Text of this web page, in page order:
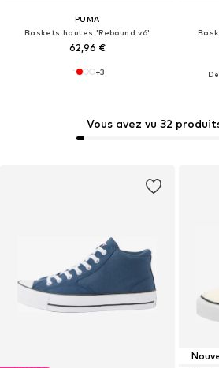
PUMA
Baskets hautes 'Rebound v6'
62,96 €
+3
Vous avez vu 32